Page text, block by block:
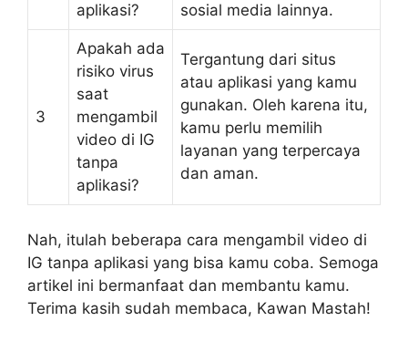
aplikasi?
sosial media lainnya.
3
Apakah ada
risiko virus
saat
mengambil
video di IG
tanpa
aplikasi?
Tergantung dari situs
atau aplikasi yang kamu
gunakan. Oleh karena itu,
kamu perlu memilih
layanan yang terpercaya
dan aman.
Nah, itulah beberapa cara mengambil video di
IG tanpa aplikasi yang bisa kamu coba. Semoga
artikel ini bermanfaat dan membantu kamu.
Terima kasih sudah membaca, Kawan Mastah!